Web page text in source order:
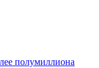
полумиллиона